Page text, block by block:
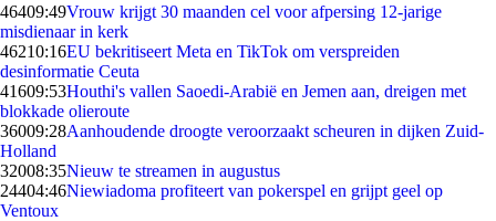
46409:49Vrouw krijgt 30 maanden cel voor afpersing 12-jarige
misdienaar in kerk
46210:16EU bekritiseert Meta en TikTok om verspreiden
desinformatie Ceuta
41609:53Houthi's vallen Saoedi-Arabië en Jemen aan, dreigen met
blokkade olieroute
36009:28Aanhoudende droogte veroorzaakt scheuren in dijken Zuid-
Holland
32008:35Nieuw te streamen in augustus
24404:46Niewiadoma profiteert van pokerspel en grijpt geel op
Ventoux